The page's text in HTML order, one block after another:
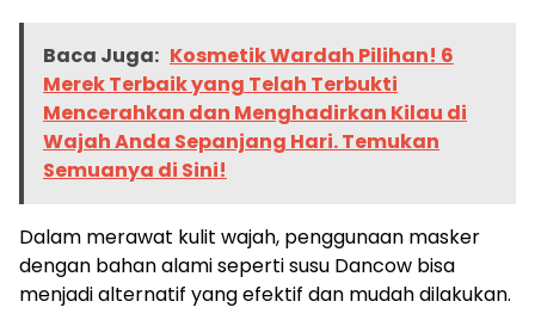
Baca Juga: Kosmetik Wardah Pilihan! 6
Merek Terbaik yang Telah Terbukti
Mencerahkan dan Menghadirkan Kilau di
Wajah Anda Sepanjang Hari. Temukan
Semuanya di Sini!
Dalam merawat kulit wajah, penggunaan masker
dengan bahan alami seperti susu Dancow bisa
menjadi alternatif yang efektif dan mudah dilakukan.